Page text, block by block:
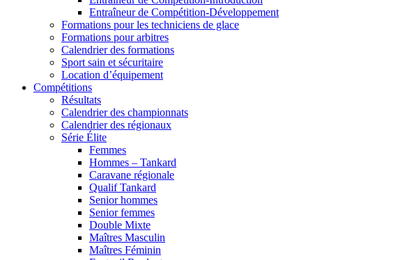
Entraîneur de Compétition-Développement
Formations pour les techniciens de glace
Formations pour arbitres
Calendrier des formations
Sport sain et sécuritaire
Location d’équipement
Compétitions
Résultats
Calendrier des championnats
Calendrier des régionaux
Série Élite
Femmes
Hommes – Tankard
Caravane régionale
Qualif Tankard
Senior hommes
Senior femmes
Double Mixte
Maîtres Masculin
Maîtres Féminin